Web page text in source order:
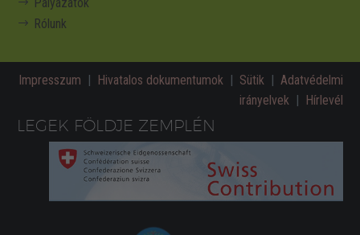
Rólunk
Impresszum | Hivatalos dokumentumok | Sütik | Adatvédelmi
irányelvek | Hírlevél
LEGEK FÖLDJE ZEMPLÉN